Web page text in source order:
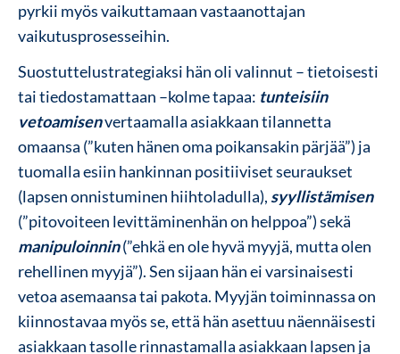
pyrkii myös vaikuttamaan vastaanottajan
vaikutusprosesseihin.
Suostuttelustrategiaksi hän oli valinnut – tietoisesti
tai tiedostamattaan –kolme tapaa: tunteisiin
vetoamisenvertaamalla asiakkaan tilannetta
omaansa (”kuten hänen oma poikansakin pärjää”) ja
tuomalla esiin hankinnan positiiviset seuraukset
(lapsen onnistuminen hiihtoladulla), syyllistämisen
(”pitovoiteen levittäminenhän on helppoa”) sekä
manipuloinnin(”ehkä en ole hyvä myyjä, mutta olen
rehellinen myyjä”). Sen sijaan hän ei varsinaisesti
vetoa asemaansa tai pakota. Myyjän toiminnassa on
kiinnostavaa myös se, että hän asettuu näennäisesti
asiakkaan tasolle rinnastamalla asiakkaan lapsen ja